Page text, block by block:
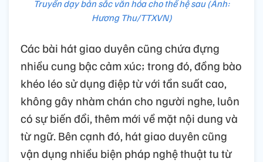
Truyền dạy bản sắc văn hóa cho thế hệ sau (Ảnh:
Hương Thu/TTXVN)
Các bài hát giao duyên cũng chứa đựng
nhiều cung bậc cảm xúc; trong đó, đồng bào
khéo léo sử dụng điệp từ với tần suất cao,
không gây nhàm chán cho người nghe, luôn
có sự biến đổi, thêm mới về mặt nội dung và
từ ngữ. Bên cạnh đó, hát giao duyên cũng
vận dụng nhiều biện pháp nghệ thuật tu từ